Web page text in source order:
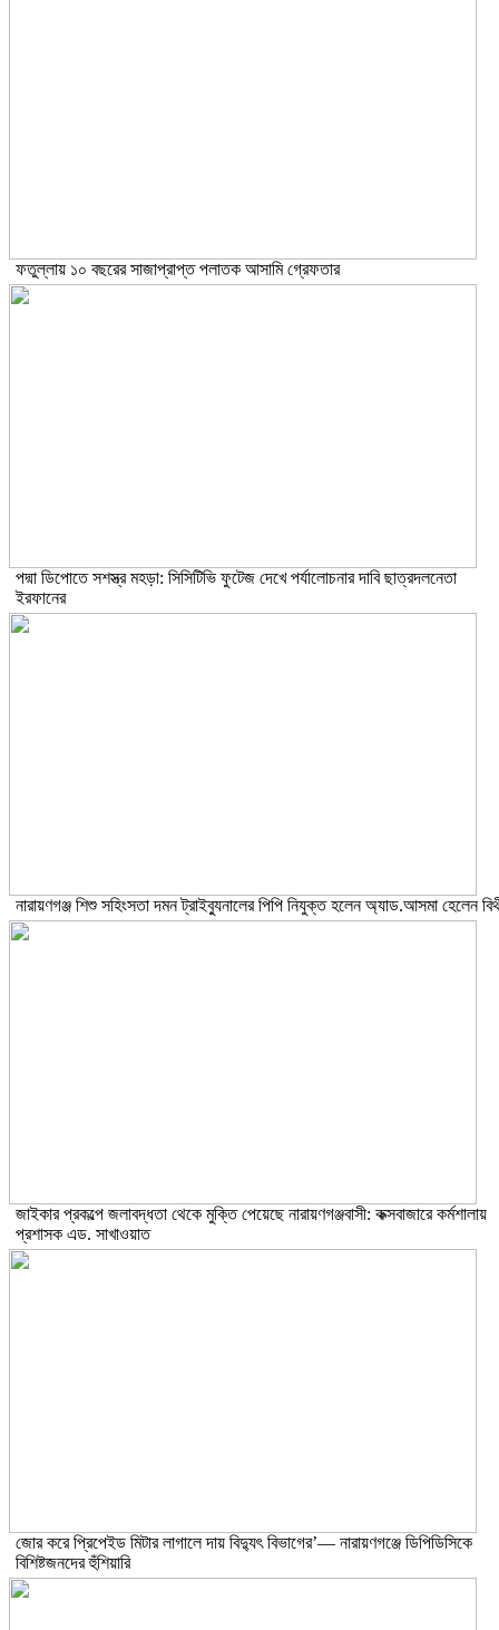
ফতুল্লায় ১০ বছরের সাজাপ্রাপ্ত পলাতক আসামি গ্রেফতার
পদ্মা ডিপোতে সশস্ত্র মহড়া: সিসিটিভি ফুটেজ দেখে পর্যালোচনার দাবি ছাত্রদলনেতা
ইরফানের
নারায়ণগঞ্জ শিশু সহিংসতা দমন ট্রাইব্যুনালের পিপি নিযুক্ত হলেন অ্যাড.আসমা হেলেন
জাইকার প্রকল্পে জলাবদ্ধতা থেকে মুক্তি পেয়েছে নারায়ণগঞ্জবাসী: কক্সবাজারে কর্মশালায়
প্রশাসক এড. সাখাওয়াত
জোর করে প্রিপেইড মিটার লাগালে দায় বিদ্যুৎ বিভাগের’— নারায়ণগঞ্জে ডিপিডিসিকে
বিশিষ্টজনদের হুঁশিয়ারি